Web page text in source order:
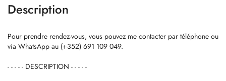
Description
Pour prendre rendez-vous, vous pouvez me contacter par téléphone ou
via WhatsApp au (+352) 691 109 049.
- - - - - DESCRIPTION - - - - -